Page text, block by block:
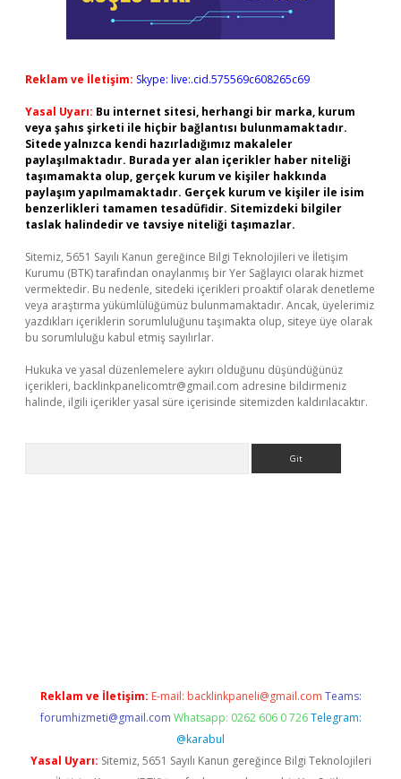
Reklam ve İletişim: Skype: live:.cid.575569c608265c69
Yasal Uyarı: Bu internet sitesi, herhangi bir marka, kurum
veya şahıs şirketi ile hiçbir bağlantısı bulunmamaktadır.
Sitede yalnızca kendi hazırladığımız makaleler
paylaşılmaktadır. Burada yer alan içerikler haber niteliği
taşımamakta olup, gerçek kurum ve kişiler hakkında
paylaşım yapılmamaktadır. Gerçek kurum ve kişiler ile isim
benzerlikleri tamamen tesadüfidir. Sitemizdeki bilgiler
taslak halindedir ve tavsiye niteliği taşımazlar.
Sitemiz, 5651 Sayılı Kanun gereğince Bilgi Teknolojileri ve İletişim
Kurumu (BTK) tarafından onaylanmış bir Yer Sağlayıcı olarak hizmet
vermektedir. Bu nedenle, sitedeki içerikleri proaktif olarak denetleme
veya araştırma yükümlülüğümüz bulunmamaktadır. Ancak, üyelerimiz
yazdıkları içeriklerin sorumluluğunu taşımakta olup, siteye üye olarak
bu sorumluluğu kabul etmiş sayılırlar.
Hukuka ve yasal düzenlemelere aykırı olduğunu düşündüğünüz
içerikleri, backlinkpanelicomtr@gmail.com adresine bildirmeniz
halinde, ilgili içerikler yasal süre içerisinde sitemizden kaldırılacaktır.
Reklam ve İletişim: E-mail: backlinkpaneli@gmail.com Teams:
forumhizmeti@gmail.com Whatsapp: 0262 606 0 726 Telegram:
@karabul
Yasal Uyarı: Sitemiz, 5651 Sayılı Kanun gereğince Bilgi Teknolojileri